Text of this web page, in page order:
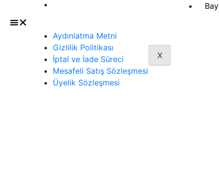
X
Aydınlatma Metni
Gizlilik Politikası
İptal ve İade Süreci
Mesafeli Satış Sözleşmesi
Üyelik Sözleşmesi